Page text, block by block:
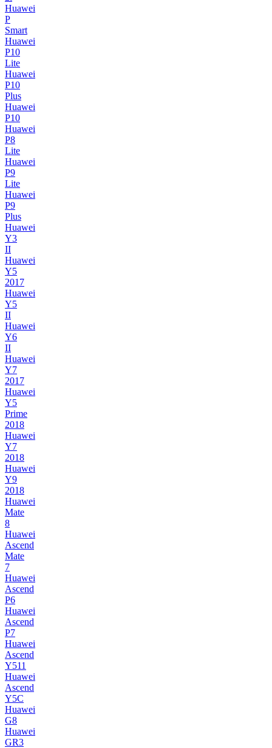
Huawei
P
Smart
Huawei
P10
Lite
Huawei
P10
Plus
Huawei
P10
Huawei
P8
Lite
Huawei
P9
Lite
Huawei
P9
Plus
Huawei
Y3
II
Huawei
Y5
2017
Huawei
Y5
II
Huawei
Y6
II
Huawei
Y7
2017
Huawei
Y5
Prime
2018
Huawei
Y7
2018
Huawei
Y9
2018
Huawei
Mate
8
Huawei
Ascend
Mate
7
Huawei
Ascend
P6
Huawei
Ascend
P7
Huawei
Ascend
Y511
Huawei
Ascend
Y5C
Huawei
G8
Huawei
GR3